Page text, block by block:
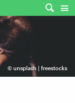
© unsplash | freestocks